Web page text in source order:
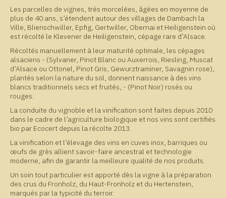
Les parcelles de vignes, très morcelées, âgées en moyenne de
plus de 40 ans, s’étendent autour des villages de Dambach la
Ville, Blienschwiller, Epfig, Gertwiller, Obernai et Heiligenstein où
est récolté le Klevener de Heiligenstein, cépage rare d’Alsace.
Récoltés manuellement à leur maturité optimale, les cépages
alsaciens - (Sylvaner, Pinot Blanc ou Auxerrois, Riesling, Muscat
d’Alsace ou Ottonel, Pinot Gris, Gewurztraminer, Savagnin rose),
plantés selon la nature du sol, donnent naissance à des vins
blancs traditionnels secs et fruités, - (Pinot Noir) rosés ou
rouges.
La conduite du vignoble et la vinification sont faites depuis 2010
dans le cadre de l’agriculture biologique et nos vins sont certifiés
bio par Ecocert depuis la récolte 2013.
La vinification et l’élevage des vins en cuves inox, barriques ou
œufs de grès allient savoir-faire ancestral et technologie
moderne, afin de garantir la meilleure qualité de nos produits.
Un soin tout particulier est apporté dès la vigne à la préparation
des crus du Fronholz, du Haut-Fronholz et du Hertenstein,
marqués par la typicité du terroir.